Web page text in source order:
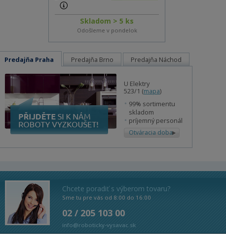
Skladom > 5 ks
Odošleme v pondelok
Predajňa Praha Predajňa Brno Predajňa Náchod
U Elektry
523/1 (mapa)
99% sortimentu
skladom
príjemný personál
Otváracia doba
Chcete poradiť s výberom tovaru?
Sme tu pre vás od 8:00 do 16:00
02 / 205 103 00
info@roboticky-vysavac.sk